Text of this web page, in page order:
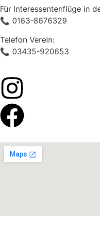
Für Interessentenflüge in
📞 0163-8676329
Telefon Verein:
📞 03435-920653